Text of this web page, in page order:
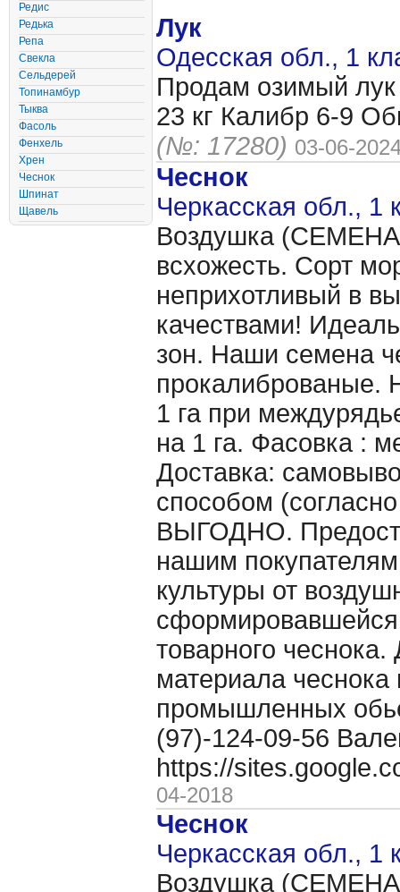
Редис
Редька
Репа
Свекла
Сельдерей
Топинамбур
Тыква
Фасоль
Фенхель
Хрен
Чеснок
Шпинат
Щавель
Лук
Одесская обл., 1
Продам озимый
23 кг Калибр 6-9
(№: 17280) 03-06-
Чеснок
Черкасская обл., 1
Воздушка (CЕМЕНА
всхожесть. Сорт
неприхотливый в
качествами!
зон. Наши семена
прокалиброваные.
1 га при
на 1 га. Фасовка :
Доставка:
способом
ВЫГОДНО.
нашим
культуры от
сформировавшейся
товарного чеснока.
материала
промышленных
(97)-124-09-56
https://
04-2018
Чеснок
Черкасская обл., 1
Воздушка (CЕМЕНА